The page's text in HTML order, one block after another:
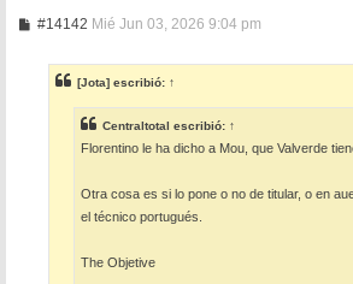
#14142M
a
j
e
Mié Jun 03, 2026 9:04 pm
[Jota] escribió: ↑
Centraltotal escribió: ↑
Florentino le ha dicho a Mou, que Valverde
Otra cosa es si lo pone o no de titular, o en
el técnico portugués.
The Objetive